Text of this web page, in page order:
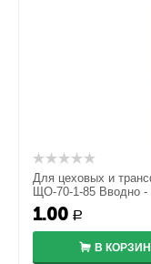
Для цеховых и
ЩО-70-1-85 Вводно -
1.00 Р
В